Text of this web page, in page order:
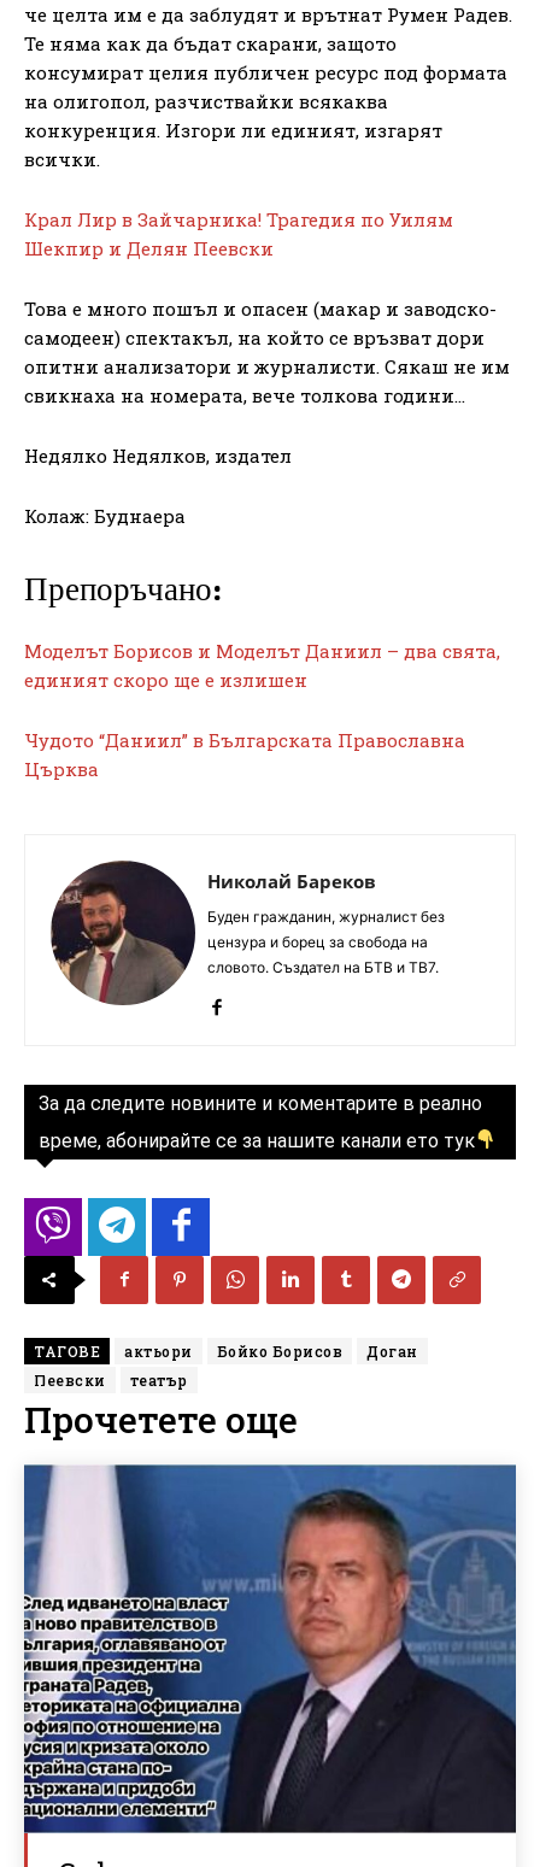
че целта им е да заблудят и врътнат Румен Радев.
Те няма как да бъдат скарани, защото
консумират целия публичен ресурс под формата
на олигопол, разчиствайки всякаква
конкуренция. Изгори ли единият, изгарят
всички.
Крал Лир в Зайчарника! Трагедия по Уилям
Шекпир и Делян Пеевски
Това е много пошъл и опасен (макар и заводско-
самодеен) спектакъл, на който се връзват дори
опитни анализатори и журналисти. Сякаш не им
свикнаха на номерата, вече толкова години…
Недялко Недялков, издател
Колаж: Буднаера
Препоръчано:
Моделът Борисов и Моделът Даниил – два свята,
единият скоро ще е излишен
Чудото “Даниил” в Българската Православна
Църква
Николай Бареков
Буден гражданин, журналист без
цензура и борец за свобода на
словото. Създател на БТВ и ТВ7.
За да следите новините и коментарите в реално
време, абонирайте се за нашите канали ето тук
ТАГОВЕ актьори Бойко Борисов
Доган
Пеевски
театър
Прочетете още